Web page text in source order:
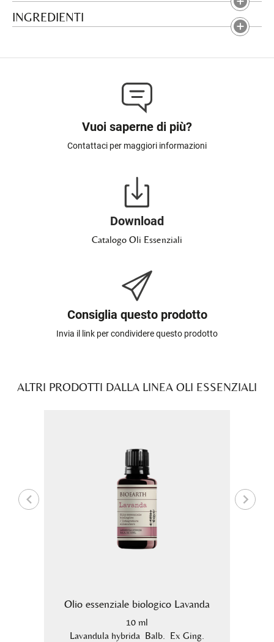
INGREDIENTI
Vuoi saperne di più?
Contattaci per maggiori informazioni
Download
Catalogo Oli Essenziali
Consiglia questo prodotto
Invia il link per condividere questo prodotto
ALTRI PRODOTTI DALLA LINEA OLI ESSENZIALI
Olio essenziale biologico Lavanda
10 ml
Lavandula hybrida Balb. Ex Ging.